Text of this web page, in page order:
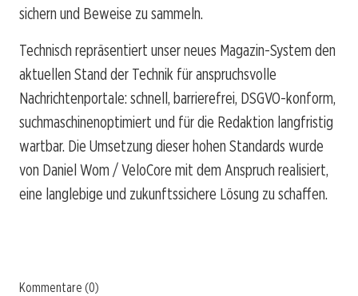
sichern und Beweise zu sammeln.
Technisch repräsentiert unser neues Magazin-System den
aktuellen Stand der Technik für anspruchsvolle
Nachrichtenportale: schnell, barrierefrei, DSGVO-konform,
suchmaschinenoptimiert und für die Redaktion langfristig
wartbar. Die Umsetzung dieser hohen Standards wurde
von Daniel Wom / VeloCore mit dem Anspruch realisiert,
eine langlebige und zukunftssichere Lösung zu schaffen.
Kommentare (0)